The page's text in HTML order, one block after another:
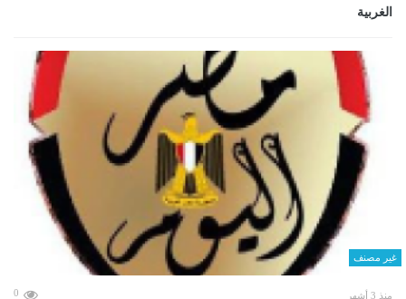
الغربية
غير مصنف
منذ 3 أشهر 0